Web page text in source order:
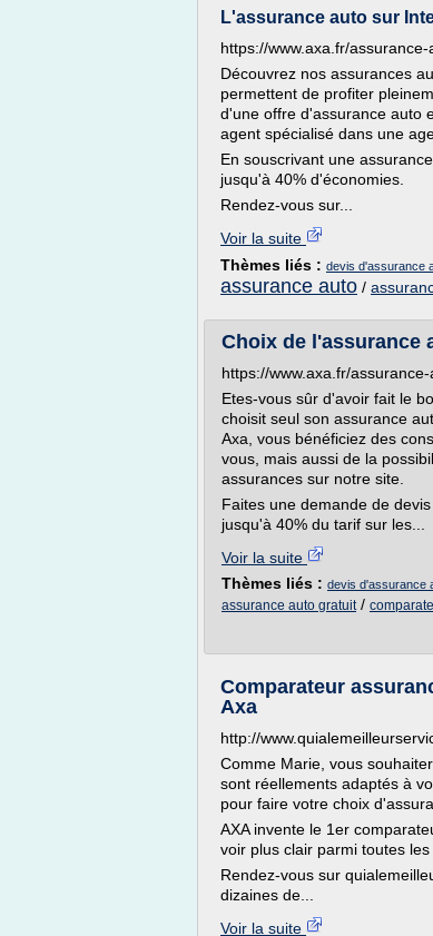
L'assurance auto sur
https://www.axa.fr/
Découvrez nos assurances
permettent de profiter
d'une offre d'assurance auto
agent spécialisé dans une
En souscrivant une
jusqu'à 40% d'économies.
Rendez-vous sur...
Voir la suite
Thèmes liés : devis d'assurance
assurance auto /
Choix de l'assurance
https://www.axa.fr/
Etes-vous sûr d'avoir fait le
choisit seul son assurance
Axa, vous bénéficiez des
vous, mais aussi de la
assurances sur notre site.
Faites une demande de
jusqu'à 40% du tarif sur les...
Voir la suite
Thèmes liés : devis d'assurance
assurance auto gratuit/
Comparateur
Axa
http://
Comme Marie, vous
sont réellements adaptés à
pour faire votre choix
AXA invente le 1er
voir plus clair parmi toutes
Rendez-vous sur
dizaines de...
Voir la suite